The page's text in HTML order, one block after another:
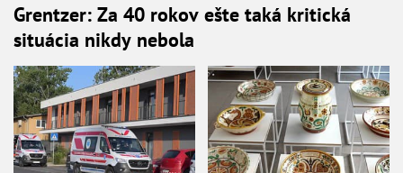
Grentzer: Za 40 rokov ešte taká kritická
situácia nikdy nebola